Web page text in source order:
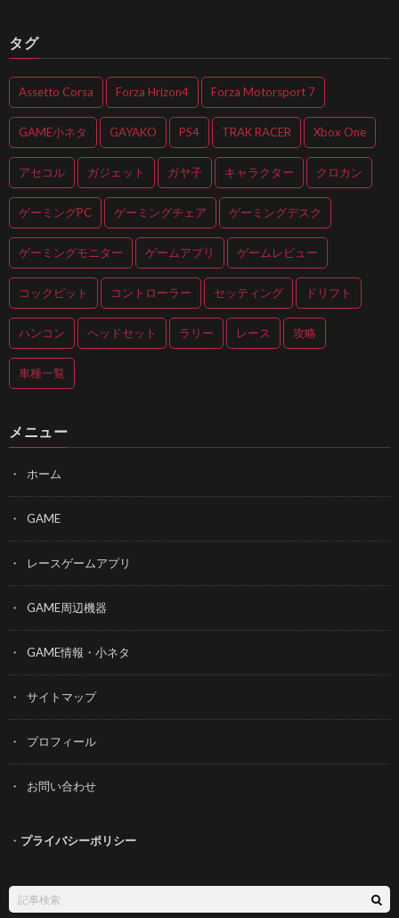
タグ
Assetto Corsa Forza Hrizon4 Forza Motorsport 7
GAME小ネタ GAYAKO PS4 TRAK RACER Xbox One
アセコル ガジェット ガヤ子 キャラクター クロカン
ゲーミングPC ゲーミングチェア ゲーミングデスク
ゲーミングモニター ゲームアプリ ゲームレビュー
コックピット コントローラー セッティング ドリフト
ハンコン ヘッドセット ラリー レース 攻略
車種一覧
メニュー
ホーム
GAME
レースゲームアプリ
GAME周辺機器
GAME情報・小ネタ
サイトマップ
プロフィール
お問い合わせ
・ プライバシーポリシー